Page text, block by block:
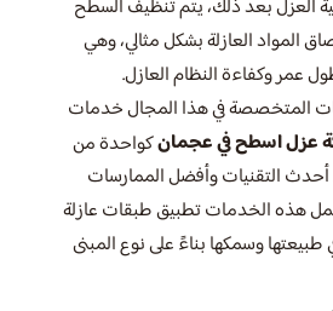
العزل بعد ذلك، يتم تنظيف السطح
المواد العازلة بشكل مثالي، وهي
وكفاءة النظام العازل.
المتخصصة في هذا المجال خدمات
عزل اسطح في عجمانكواحدة من
أحدث التقنيات وأفضل الممارسات
هذه الخدمات تطبيق طبقات عازلة
طبيعتها وسمكها بناءً على نوع المبنى